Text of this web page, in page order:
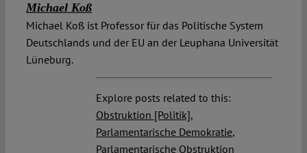
Michael Koß
Michael Koß ist Professor für das Politische System
Deutschlands und der EU an der Leuphana Universität
Lüneburg.
Explore posts related to this:
Obstruktion [Politik],
Parlamentarische Demokratie,
Parlamentarische Obstruktion